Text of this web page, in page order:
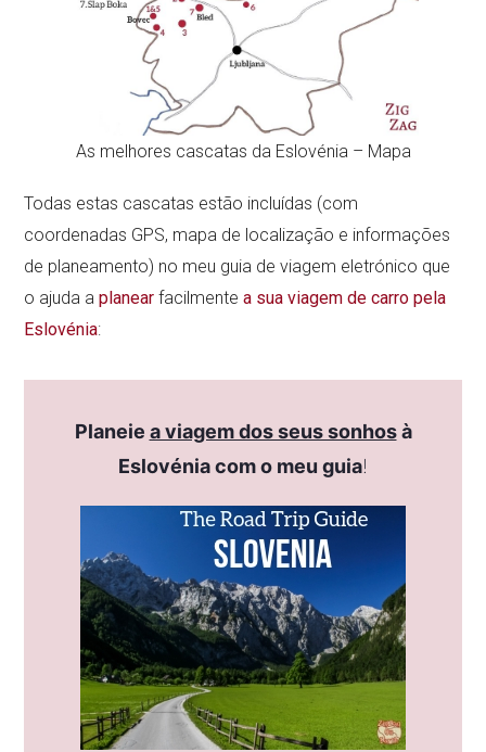
As melhores cascatas da Eslovénia – Mapa
Todas estas cascatas estão incluídas (com
coordenadas GPS, mapa de localização e informações
de planeamento) no meu guia de viagem eletrónico que
o ajuda aplanear facilmentea sua viagem de carro pela
Eslovénia:
Planeie a viagem dos seus sonhosà
Eslovénia com o meu guia!